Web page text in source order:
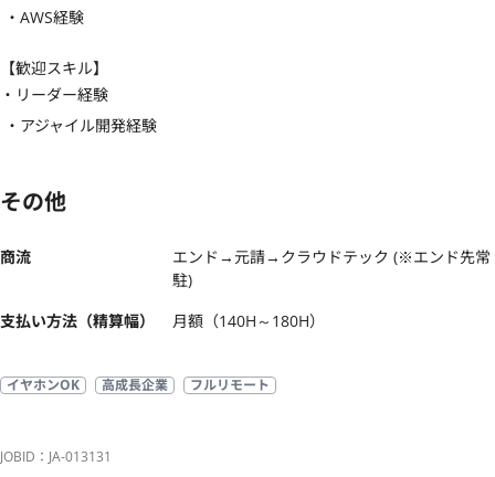
・AWS経験
【歓迎スキル】
・リーダー経験
・アジャイル開発経験
その他
商流
エンド→元請→クラウドテック (※エンド先常
駐)
支払い方法（精算幅）
月額（140H～180H）
イヤホンOK 高成長企業 フルリモート
JOBID：JA-013131